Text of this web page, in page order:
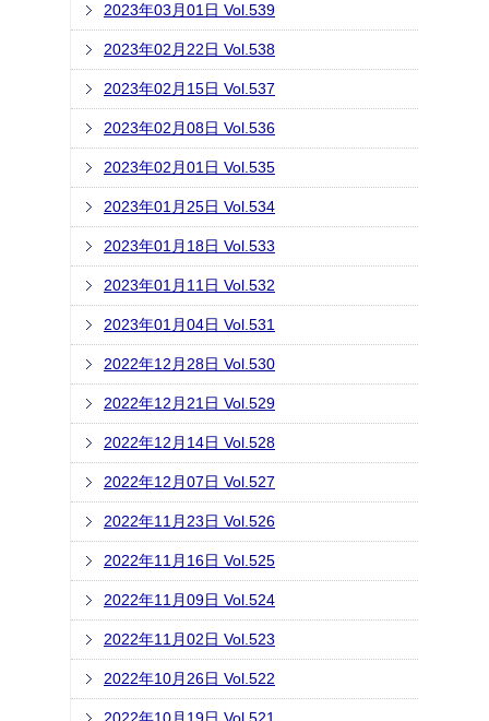
2023年03月01日 Vol.539
2023年02月22日 Vol.538
2023年02月15日 Vol.537
2023年02月08日 Vol.536
2023年02月01日 Vol.535
2023年01月25日 Vol.534
2023年01月18日 Vol.533
2023年01月11日 Vol.532
2023年01月04日 Vol.531
2022年12月28日 Vol.530
2022年12月21日 Vol.529
2022年12月14日 Vol.528
2022年12月07日 Vol.527
2022年11月23日 Vol.526
2022年11月16日 Vol.525
2022年11月09日 Vol.524
2022年11月02日 Vol.523
2022年10月26日 Vol.522